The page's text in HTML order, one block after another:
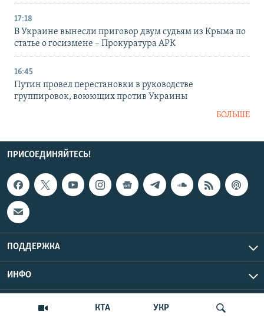
КТА УКР
17:18
В Украине вынесли приговор двум судьям из Крыма по
статье о госизмене – Прокуратура АРК
16:45
Путин провел перестановки в руководстве
группировок, воюющих против Украины
БОЛЬШЕ
ПРИСОЕДИНЯЙТЕСЬ!
ПОДДЕРЖКА
ИНФО
Copyright Крым.Реалии, 2026 | Все права защищены.
UTC+3